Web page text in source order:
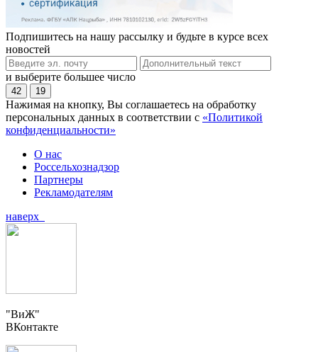
Подпишитесь на нашу рассылку и будьте в курсе всех
новостей
и выберите большее число
42 19
Нажимая на кнопку, Вы соглашаетесь на обработку
персональных данных в соответствии с «Политикой
конфиденциальности»
О нас
Россельхознадзор
Партнеры
Рекламодателям
наверх
"ВиЖ"
ВКонтакте